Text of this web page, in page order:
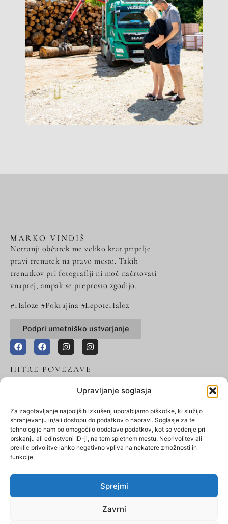
Upravljanje soglasja
Za zagotavljanje najboljših izkušenj uporabljamo piškotke, ki služijo
shranjevanju in/ali dostopu do podatkov o napravi. Soglasje za te
tehnologije nam bo omogočilo obdelavo podatkov, kot so vedenje pri
brskanju ali edinstveni ID-ji, na tem spletnem mestu. Neprivolitev ali
preklic privolitve lahko negativno vpliva na nekatere zmožnosti in
funkcije.
Sprejmi
Zavrni
Notranji občutek me veliko krat pripelje
pravi trenutek na pravo mesto. Takih
trenutkov pri fotografiji ni moč načrtovati
vnaprej, ampak se preprosto zgodijo.
#Haloze #Pokrajina #LepoteHaloz
Podpri umetniško ustvarjanje
HITRE POVEZAVE
Moj račun
Kontakt